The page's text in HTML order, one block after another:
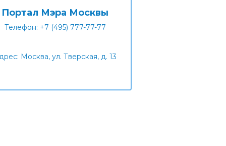
Портал Мэра Москвы
Телефон: +7 (495) 777-77-77
Москва, ул. Тверская, д. 13